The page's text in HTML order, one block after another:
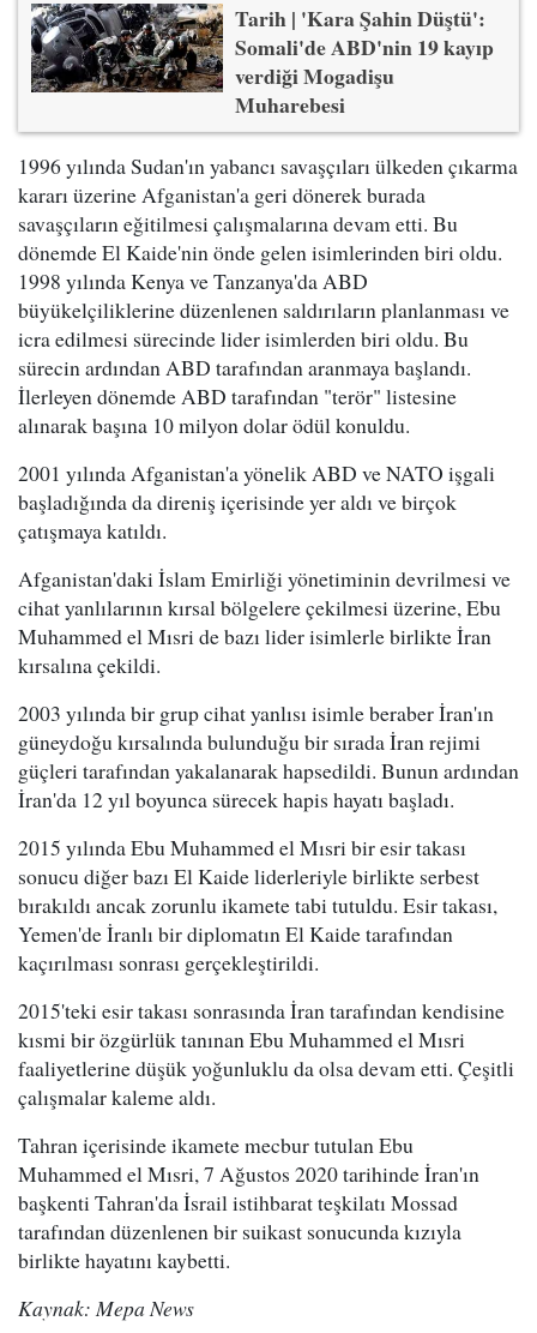
Tarih | 'Kara Şahin Düştü':
Somali'de ABD'nin 19 kayıp
verdiği Mogadişu
Muharebesi
1996 yılında Sudan'ın yabancı savaşçıları ülkeden çıkarma
kararı üzerine Afganistan'a geri dönerek burada
savaşçıların eğitilmesi çalışmalarına devam etti. Bu
dönemde El Kaide'nin önde gelen isimlerinden biri oldu.
1998 yılında Kenya ve Tanzanya'da ABD
büyükelçiliklerine düzenlenen saldırıların planlanması ve
icra edilmesi sürecinde lider isimlerden biri oldu. Bu
sürecin ardından ABD tarafından aranmaya başlandı.
İlerleyen dönemde ABD tarafından "terör" listesine
alınarak başına 10 milyon dolar ödül konuldu.
2001 yılında Afganistan'a yönelik ABD ve NATO işgali
başladığında da direniş içerisinde yer aldı ve birçok
çatışmaya katıldı.
Afganistan'daki İslam Emirliği yönetiminin devrilmesi ve
cihat yanlılarının kırsal bölgelere çekilmesi üzerine, Ebu
Muhammed el Mısri de bazı lider isimlerle birlikte İran
kırsalına çekildi.
2003 yılında bir grup cihat yanlısı isimle beraber İran'ın
güneydoğu kırsalında bulunduğu bir sırada İran rejimi
güçleri tarafından yakalanarak hapsedildi. Bunun ardından
İran'da 12 yıl boyunca sürecek hapis hayatı başladı.
2015 yılında Ebu Muhammed el Mısri bir esir takası
sonucu diğer bazı El Kaide liderleriyle birlikte serbest
bırakıldı ancak zorunlu ikamete tabi tutuldu. Esir takası,
Yemen'de İranlı bir diplomatın El Kaide tarafından
kaçırılması sonrası gerçekleştirildi.
2015'teki esir takası sonrasında İran tarafından kendisine
kısmi bir özgürlük tanınan Ebu Muhammed el Mısri
faaliyetlerine düşük yoğunluklu da olsa devam etti. Çeşitli
çalışmalar kaleme aldı.
Tahran içerisinde ikamete mecbur tutulan Ebu
Muhammed el Mısri, 7 Ağustos 2020 tarihinde İran'ın
başkenti Tahran'da İsrail istihbarat teşkilatı Mossad
tarafından düzenlenen bir suikast sonucunda kızıyla
birlikte hayatını kaybetti.
Kaynak: Mepa News